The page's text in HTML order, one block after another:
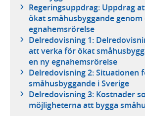
Regeringsuppdrag: Uppdrag
ökat småhusbyggande genom
egnahemsrörelse
Delredovisning 1:
att verka för ökat
en ny egnahemsrörelse
Delredovisning 2: Situationen
småhusbyggande i Sverige
Delredovisning 3: Kostnader
möjligheterna att bygga